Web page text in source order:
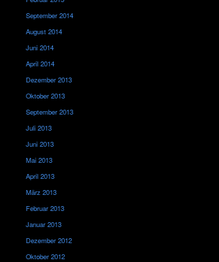
September 2014
August 2014
Juni 2014
April 2014
Dezember 2013
Oktober 2013
September 2013
Juli 2013
Juni 2013
Mai 2013
April 2013
März 2013
Februar 2013
Januar 2013
Dezember 2012
Oktober 2012